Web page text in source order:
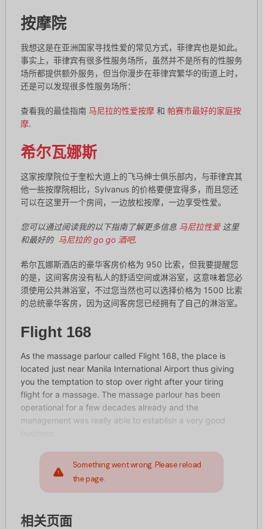
按摩院
我想这是在亚洲国家寻找性爱的常见方式，菲律宾也是如此。
事实上，菲律宾有很多性服务场所，虽然并不是所有的性服务
场所都提供额外服务，但当你漫步在菲律宾繁华的街道上时，
还是可以发现很多性服务场所：
查看我的最佳指南 马尼拉的性爱按摩和 帕赛市最好的家庭按
摩.
希尔瓦娜斯
这家按摩院位于奎松大道上的飞马绅士俱乐部内，与菲律宾其
他一些按摩院相比，Sylvanus 的价格要便宜得多，而且您还
可以在这里开一个房间，一边放松按摩，一边享受性爱。
您可以通过阅读我的以下指南了解更多信息 马尼拉性爱 这里
和最好的 马尼拉的 go go 酒吧.
希尔瓦娜斯酒店的豪华客房价格为 950 比索，但我要提醒您
的是，这间客房没有私人的舒适空间或淋浴室，这意味着您必
须使用公共淋浴室，不过您当然也可以选择价格为 1500 比索
的总统豪华客房，因为这间客房您已经拥有了自己的淋浴室。
Flight 168
As the massage parlour called Flight 168, the place is
located just near Manila International Airport thus giving
you the temptation to stop over right after your tiring
flight for a massage. The massage parlour has been
operational for a few decades already and the
management was really able to establish a very good
Something went wrong. Please reload
the page.
相关页面